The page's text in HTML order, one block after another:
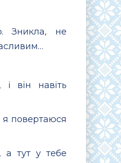
Зникла, не
він навіть
я повертаюся
а тут у тебе